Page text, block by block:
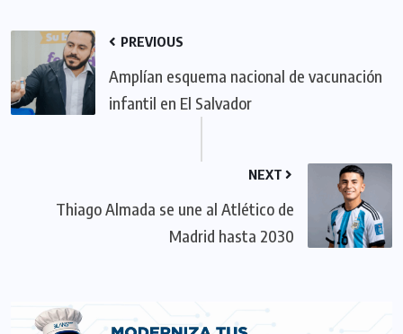
PREVIOUS
Amplían esquema nacional de vacunación
infantil en El Salvador
NEXT
Thiago Almada se une al Atlético de
Madrid hasta 2030